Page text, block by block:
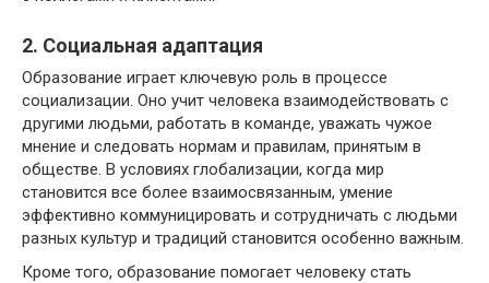
2. Социальная адаптация
Образование играет ключевую роль в процессе
социализации. Оно учит человека взаимодействовать с
другими людьми, работать в команде, уважать чужое
мнение и следовать нормам и правилам, принятым в
обществе. В условиях глобализации, когда мир
становится все более взаимосвязанным, умение
эффективно коммуницировать и сотрудничать с людьми
разных культур и традиций становится особенно важным.
Кроме того, образование помогает человеку стать